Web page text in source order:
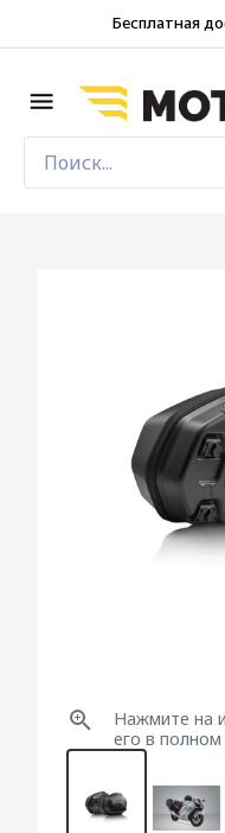
Бесплатная
Нажмите на
его в